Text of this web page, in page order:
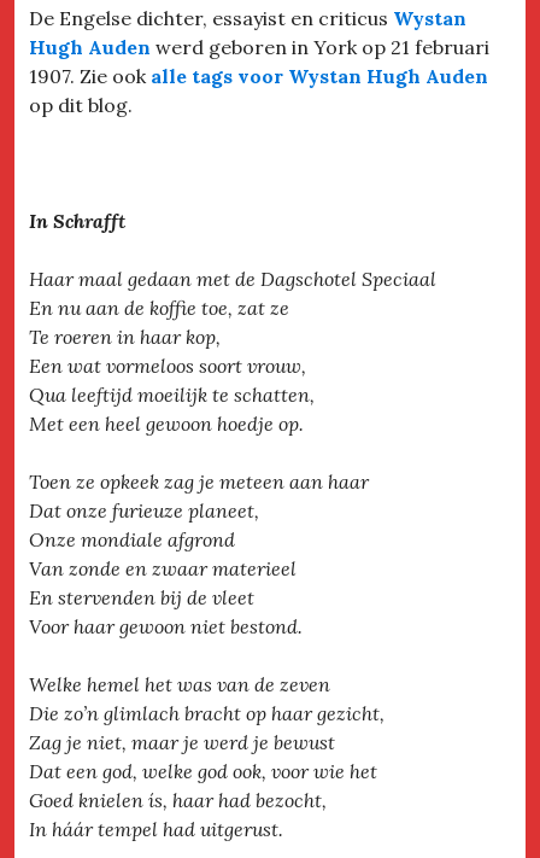
De Engelse dichter, essayist en criticus Wystan
Hugh Auden werd geboren in York op 21 februari
1907. Zie ook alle tags voor Wystan Hugh Auden
op dit blog.
In Schrafft
Haar maal gedaan met de Dagschotel Speciaal
En nu aan de koffie toe, zat ze
Te roeren in haar kop,
Een wat vormeloos soort vrouw,
Qua leeftijd moeilijk te schatten,
Met een heel gewoon hoedje op.
Toen ze opkeek zag je meteen aan haar
Dat onze furieuze planeet,
Onze mondiale afgrond
Van zonde en zwaar materieel
En stervenden bij de vleet
Voor haar gewoon niet bestond.
Welke hemel het was van de zeven
Die zo’n glimlach bracht op haar gezicht,
Zag je niet, maar je werd je bewust
Dat een god, welke god ook, voor wie het
Goed knielen ís, haar had bezocht,
In háár tempel had uitgerust.